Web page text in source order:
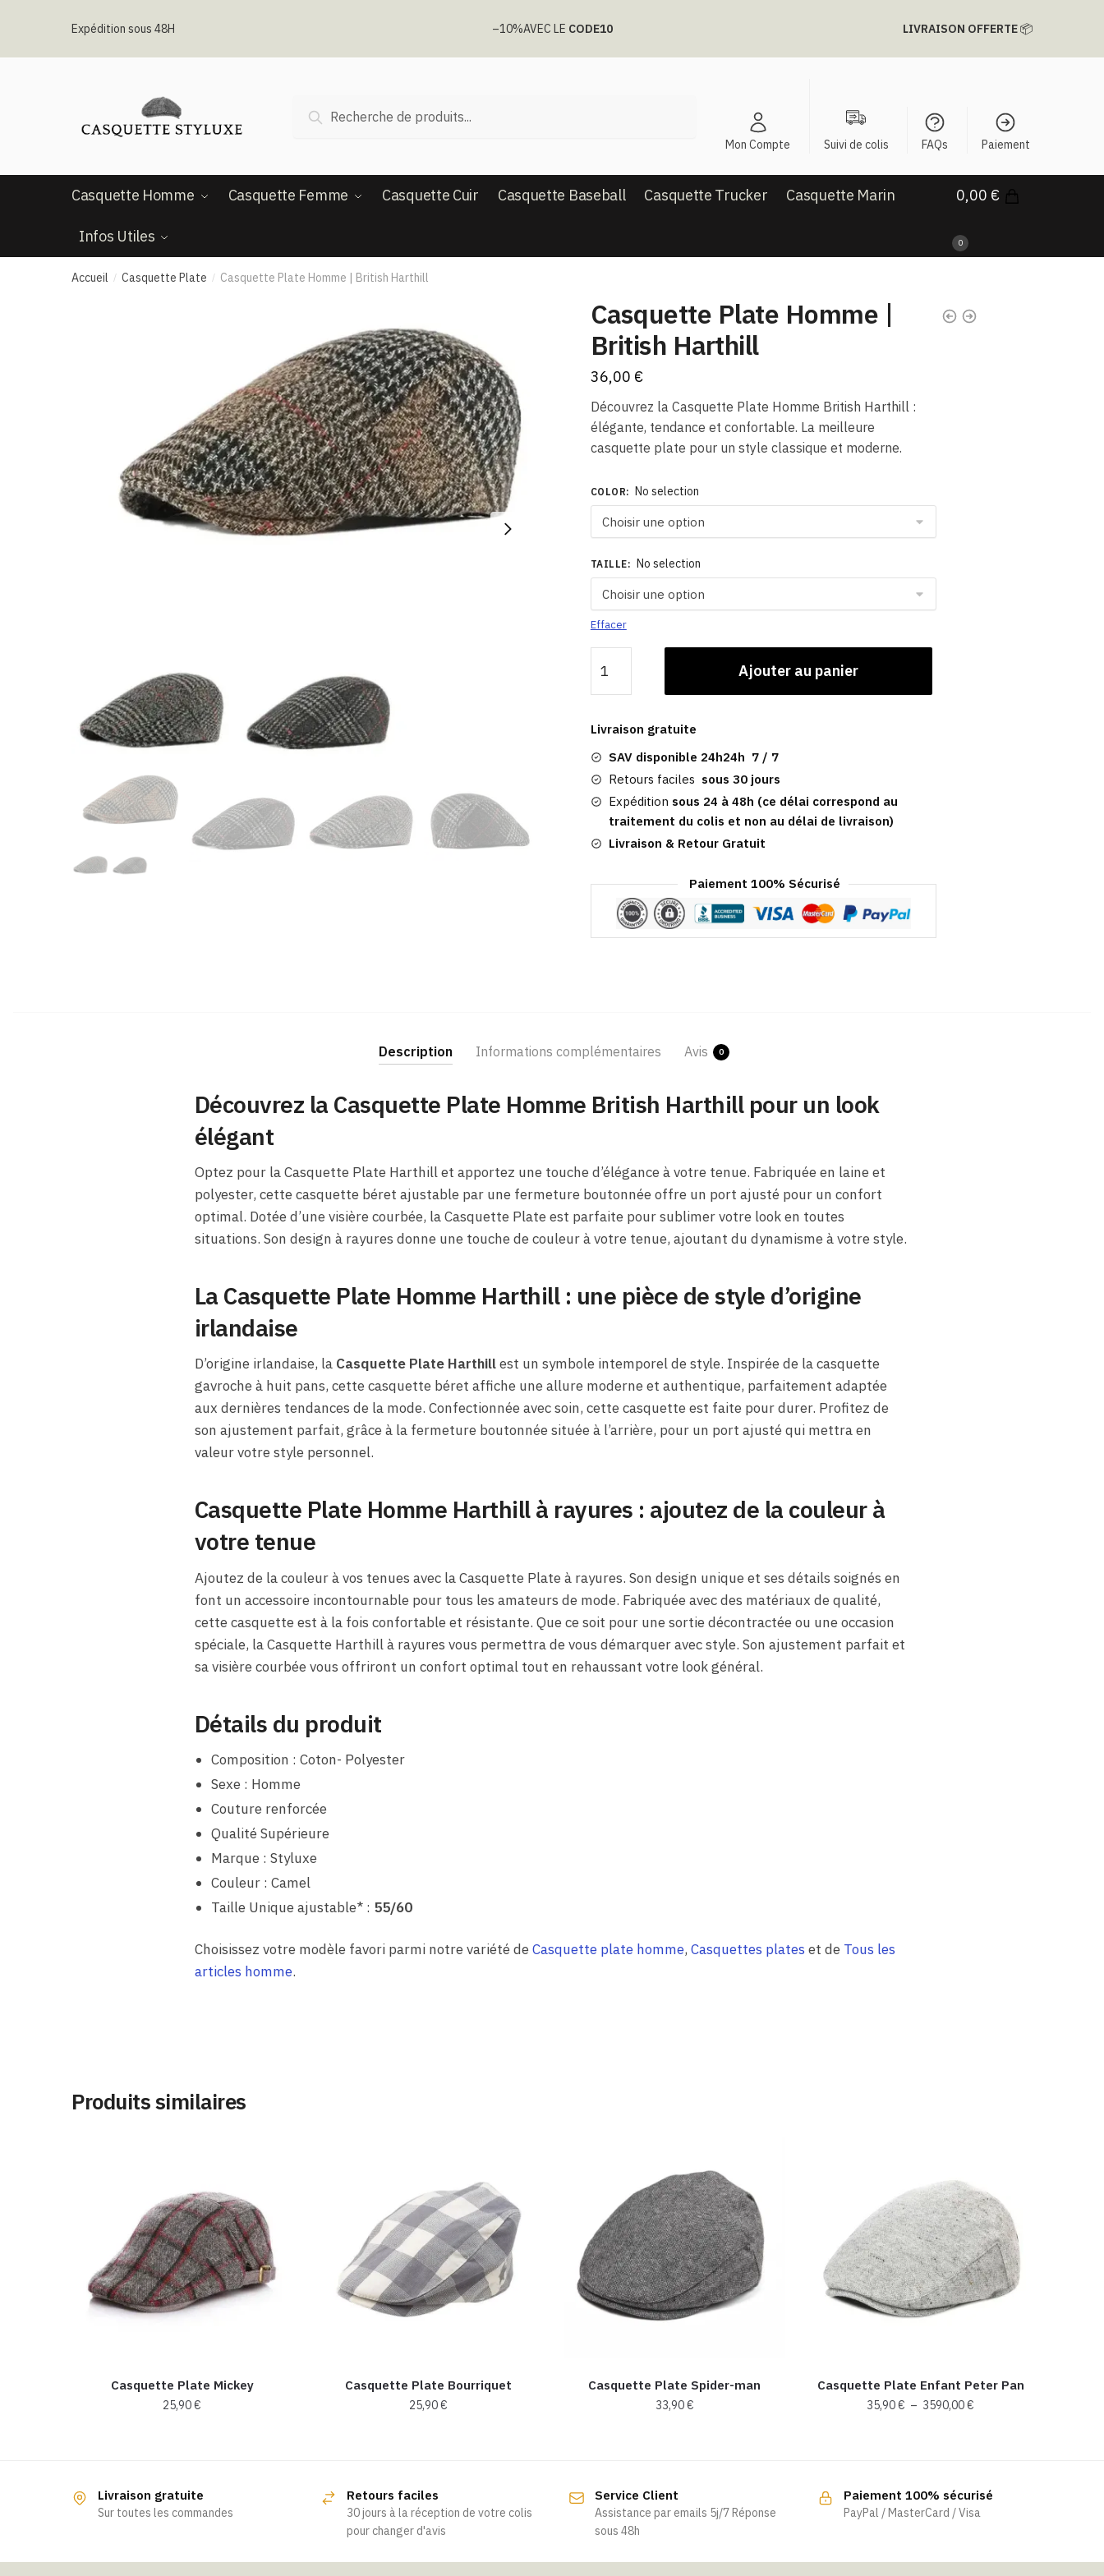
Expédition sous 48H –10%AVEC LE CODE10 LIVRAISON OFFERTE📦
pour :
Recherche
Mon Compte Suivi de colis FAQs Paiement
Casquette Homme Casquette Femme Casquette Cuir Casquette Baseball Casquette Trucker Casquette Marin
Infos Utiles
0,00 €
0
Accueil / Casquette Plate / Casquette Plate Homme | British Harthill
Casquette Plate Homme |
British Harthill
36,00 €
Découvrez la Casquette Plate Homme British Harthill :
élégante, tendance et confortable. La meilleure
casquette plate pour un style classique et moderne.
COLOR: No selection
TAILLE: No selection
Effacer
de
Casquette
Homme
|
British
Harthill
Ajouter au panier
Livraison gratuite
SAV disponible 24h24h 7 / 7
Retours faciles sous 30 jours
Expédition sous 24 à 48h (ce délai correspond au
traitement du colis et non au délai de livraison)
Livraison & Retour Gratuit
Paiement 100% Sécurisé
Description Informations complémentaires Avis 0
Découvrez la Casquette Plate Homme British Harthill pour un look
élégant
Optez pour la Casquette Plate Harthill et apportez une touche d’élégance à votre tenue. Fabriquée en laine et
polyester, cette casquette béret ajustable par une fermeture boutonnée offre un port ajusté pour un confort
optimal. Dotée d’une visière courbée, la Casquette Plate est parfaite pour sublimer votre look en toutes
situations. Son design à rayures donne une touche de couleur à votre tenue, ajoutant du dynamisme à votre style.
La Casquette Plate Homme Harthill : une pièce de style d’origine
irlandaise
D’origine irlandaise, la Casquette Plate Harthillest un symbole intemporel de style. Inspirée de la casquette
gavroche à huit pans, cette casquette béret affiche une allure moderne et authentique, parfaitement adaptée
aux dernières tendances de la mode. Confectionnée avec soin, cette casquette est faite pour durer. Profitez de
son ajustement parfait, grâce à la fermeture boutonnée située à l’arrière, pour un port ajusté qui mettra en
valeur votre style personnel.
Casquette Plate Homme Harthill à rayures : ajoutez de la couleur à
votre tenue
Ajoutez de la couleur à vos tenues avec la Casquette Plate à rayures. Son design unique et ses détails soignés en
font un accessoire incontournable pour tous les amateurs de mode. Fabriquée avec des matériaux de qualité,
cette casquette est à la fois confortable et résistante. Que ce soit pour une sortie décontractée ou une occasion
spéciale, la Casquette Harthill à rayures vous permettra de vous démarquer avec style. Son ajustement parfait et
sa visière courbée vous offriront un confort optimal tout en rehaussant votre look général.
Détails du produit
Composition : Coton- Polyester
Sexe : Homme
Couture renforcée
Qualité Supérieure
Marque : Styluxe
Couleur : Camel
Taille Unique ajustable* : 55/60
Choisissez votre modèle favori parmi notre variété deCasquette plate homme, Casquettes plates et de Tous les
articles homme.
Produits similaires
Casquette Plate Mickey
25,90€
plusieurs
variations.
options
Casquette Plate Bourriquet
25,90€
Casquette Plate Spider-man
33,90€
plusieurs
variations.
options
Casquette Plate Enfant Peter Pan
35,90€ – 3590,00€
3590,00 €
plusieurs
variations.
options
Livraison gratuite
Sur toutes les commandes
Retours faciles
30 jours à la réception de votre colis
pour changer d'avis
Service Client
Assistance par emails 5j/7 Réponse
sous 48h
Paiement 100% sécurisé
PayPal / MasterCard / Visa